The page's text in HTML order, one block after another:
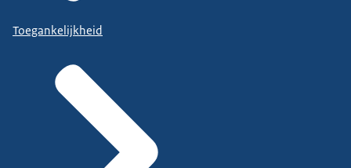
Toegankelijkheid